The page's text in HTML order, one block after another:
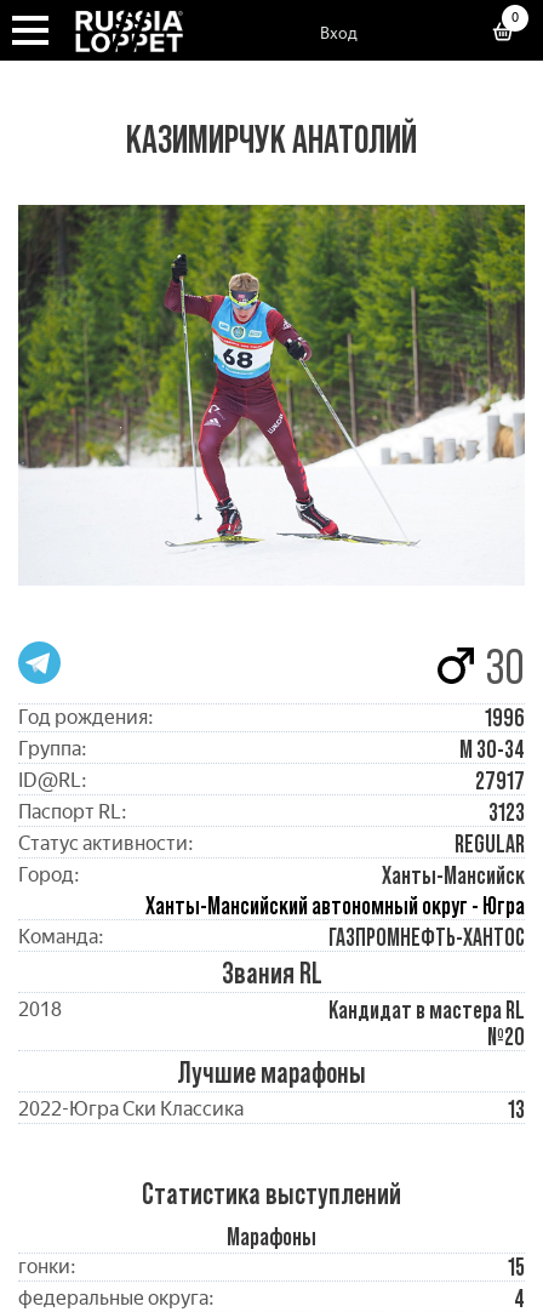
Вход
0
КАЗИМИРЧУК АНАТОЛИЙ
30
Год рождения: 1996
Группа: М 30-34
ID@RL: 27917
Паспорт RL: 3123
Статус активности: REGULAR
Город:
Ханты-Мансийск
Ханты-Мансийский автономный округ - Югра
Команда: ГАЗПРОМНЕФТЬ-ХАНТОС
Звания RL
2018
Кандидат в мастера RL
№20
Лучшие марафоны
2022-Югра Ски Классика 13
Статистика выступлений
Марафоны
гонки: 15
федеральные округа: 4